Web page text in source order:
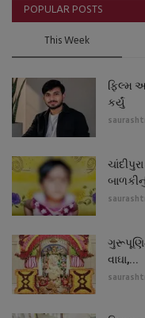
POPULAR POSTS
This Week
ફિલ્મ
કર્યું
વાઘા,...